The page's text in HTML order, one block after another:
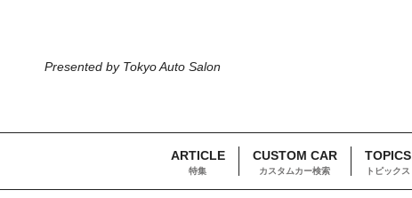
Presented by Tokyo Auto Salon
ARTICLE
特集
CUSTOM CAR
カスタムカー検索
TOPICS
トピックス